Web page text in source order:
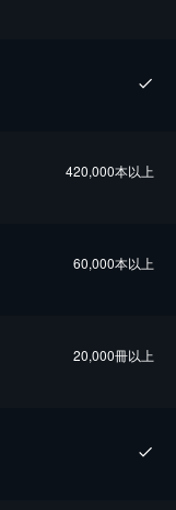
420,000本以上
60,000本以上
20,000冊以上